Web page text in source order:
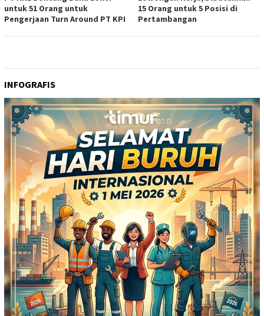
untuk 51 Orang untuk
Pengerjaan Turn Around PT KPI
15 Orang untuk 5 Posisi di
Pertambangan
INFOGRAFIS